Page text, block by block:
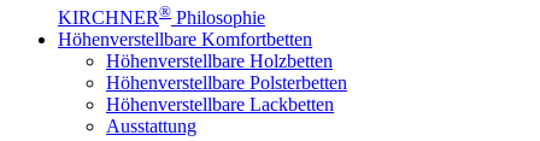
KIRCHNER® Philosophie
Höhenverstellbare Komfortbetten
Höhenverstellbare Holzbetten
Höhenverstellbare Polsterbetten
Höhenverstellbare Lackbetten
Ausstattung